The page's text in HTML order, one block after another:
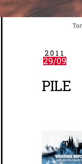
2011
29/09
PILE